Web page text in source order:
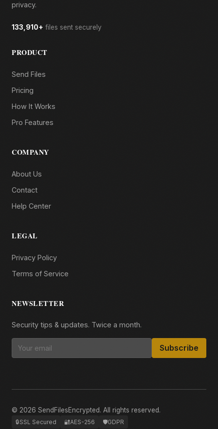
privacy.
133,910+ files sent securely
PRODUCT
Send Files
Pricing
How It Works
Pro Features
COMPANY
About Us
Contact
Help Center
LEGAL
Privacy Policy
Terms of Service
NEWSLETTER
Security tips & updates. Twice a month.
Subscribe
© 2026 SendFilesEncrypted. All rights reserved.
🔒SSL Secured 🔐AES-256 🛡️GDPR